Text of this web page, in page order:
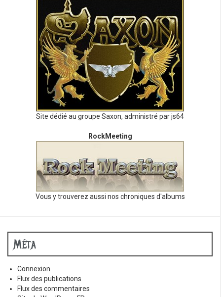
Site dédié au groupe Saxon, administré par js64
RockMeeting
Vous y trouverez aussi nos chroniques d'albums
Méta
Connexion
Flux des publications
Flux des commentaires